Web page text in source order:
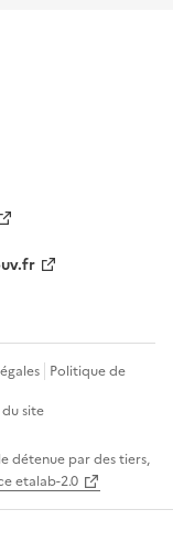
Politique de
du site
détenue par des tiers,
etalab-2.0